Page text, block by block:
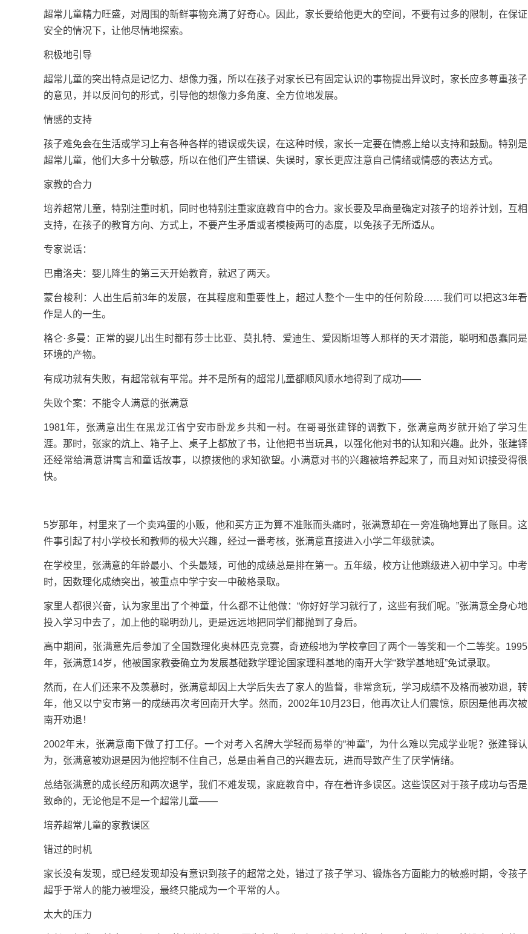
超常儿童精力旺盛，对周围的新鲜事物充满了好奇心。因此，家长要给他更大的空间，不要有过多的限制，在保证
安全的情况下，让他尽情地探索。
积极地引导
超常儿童的突出特点是记忆力、想像力强，所以在孩子对家长已有固定认识的事物提出异议时，家长应多尊重孩子
的意见，并以反问句的形式，引导他的想像力多角度、全方位地发展。
情感的支持
孩子难免会在生活或学习上有各种各样的错误或失误，在这种时候，家长一定要在情感上给以支持和鼓励。特别是
超常儿童，他们大多十分敏感，所以在他们产生错误、失误时，家长更应注意自己情绪或情感的表达方式。
家教的合力
培养超常儿童，特别注重时机，同时也特别注重家庭教育中的合力。家长要及早商量确定对孩子的培养计划，互相
支持，在孩子的教育方向、方式上，不要产生矛盾或者模棱两可的态度，以免孩子无所适从。
专家说话：
巴甫洛夫：婴儿降生的第三天开始教育，就迟了两天。
蒙台梭利：人出生后前3年的发展，在其程度和重要性上，超过人整个一生中的任何阶段……我们可以把这3年看
作是人的一生。
格仑·多曼：正常的婴儿出生时都有莎士比亚、莫扎特、爱迪生、爱因斯坦等人那样的天才潜能，聪明和愚蠢同是
环境的产物。
有成功就有失败，有超常就有平常。并不是所有的超常儿童都顺风顺水地得到了成功——
失败个案：不能令人满意的张满意
1981年，张满意出生在黑龙江省宁安市卧龙乡共和一村。在哥哥张建铎的调教下，张满意两岁就开始了学习生
涯。那时，张家的炕上、箱子上、桌子上都放了书，让他把书当玩具，以强化他对书的认知和兴趣。此外，张建铎
还经常给满意讲寓言和童话故事，以撩拨他的求知欲望。小满意对书的兴趣被培养起来了，而且对知识接受得很
快。
5岁那年，村里来了一个卖鸡蛋的小贩，他和买方正为算不准账而头痛时，张满意却在一旁准确地算出了账目。这
件事引起了村小学校长和教师的极大兴趣，经过一番考核，张满意直接进入小学二年级就读。
在学校里，张满意的年龄最小、个头最矮，可他的成绩总是排在第一。五年级，校方让他跳级进入初中学习。中考
时，因数理化成绩突出，被重点中学宁安一中破格录取。
家里人都很兴奋，认为家里出了个神童，什么都不让他做：“你好好学习就行了，这些有我们呢。”张满意全身心地
投入学习中去了，加上他的聪明劲儿，更是远远地把同学们都抛到了身后。
高中期间，张满意先后参加了全国数理化奥林匹克竞赛，奇迹般地为学校拿回了两个一等奖和一个二等奖。1995
年，张满意14岁，他被国家教委确立为发展基础数学理论国家理科基地的南开大学“数学基地班”免试录取。
然而，在人们还来不及羡慕时，张满意却因上大学后失去了家人的监督，非常贪玩，学习成绩不及格而被劝退，转
年，他又以宁安市第一的成绩再次考回南开大学。然而，2002年10月23日，他再次让人们震惊，原因是他再次被
南开劝退！
2002年末，张满意南下做了打工仔。一个对考入名牌大学轻而易举的“神童”，为什么难以完成学业呢？张建铎认
为，张满意被劝退是因为他控制不住自己，总是由着自己的兴趣去玩，进而导致产生了厌学情绪。
总结张满意的成长经历和两次退学，我们不难发现，家庭教育中，存在着许多误区。这些误区对于孩子成功与否是
致命的，无论他是不是一个超常儿童——
培养超常儿童的家教误区
错过的时机
家长没有发现，或已经发现却没有意识到孩子的超常之处，错过了孩子学习、锻炼各方面能力的敏感时期，令孩子
超乎于常人的能力被埋没，最终只能成为一个平常的人。
太大的压力